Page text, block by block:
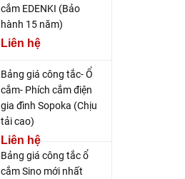
cắm EDENKI (Bảo
hành 15 năm)
Liên hệ
Bảng giá công tắc- Ổ
cắm- Phích cắm điện
gia đình Sopoka (Chịu
tải cao)
Liên hệ
Bảng giá công tắc ổ
cắm Sino mới nhất